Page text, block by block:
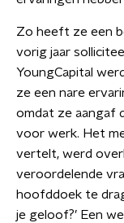
Zo heeft ze een
vorig jaar
YoungCapital
ze een nare
omdat ze aangaf
voor werk. Het
vertelt, werd
veroordelende
hoofddoek te
je geloof?’ Een